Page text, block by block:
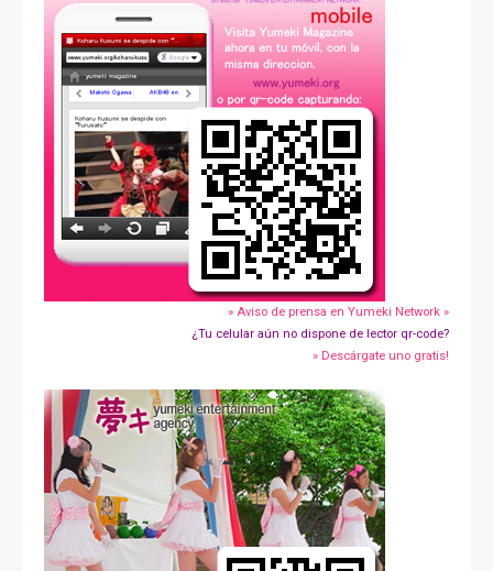
» Aviso de prensa en Yumeki Network »
¿Tu celular aún no dispone de lector qr-code?
» Descárgate uno gratis!